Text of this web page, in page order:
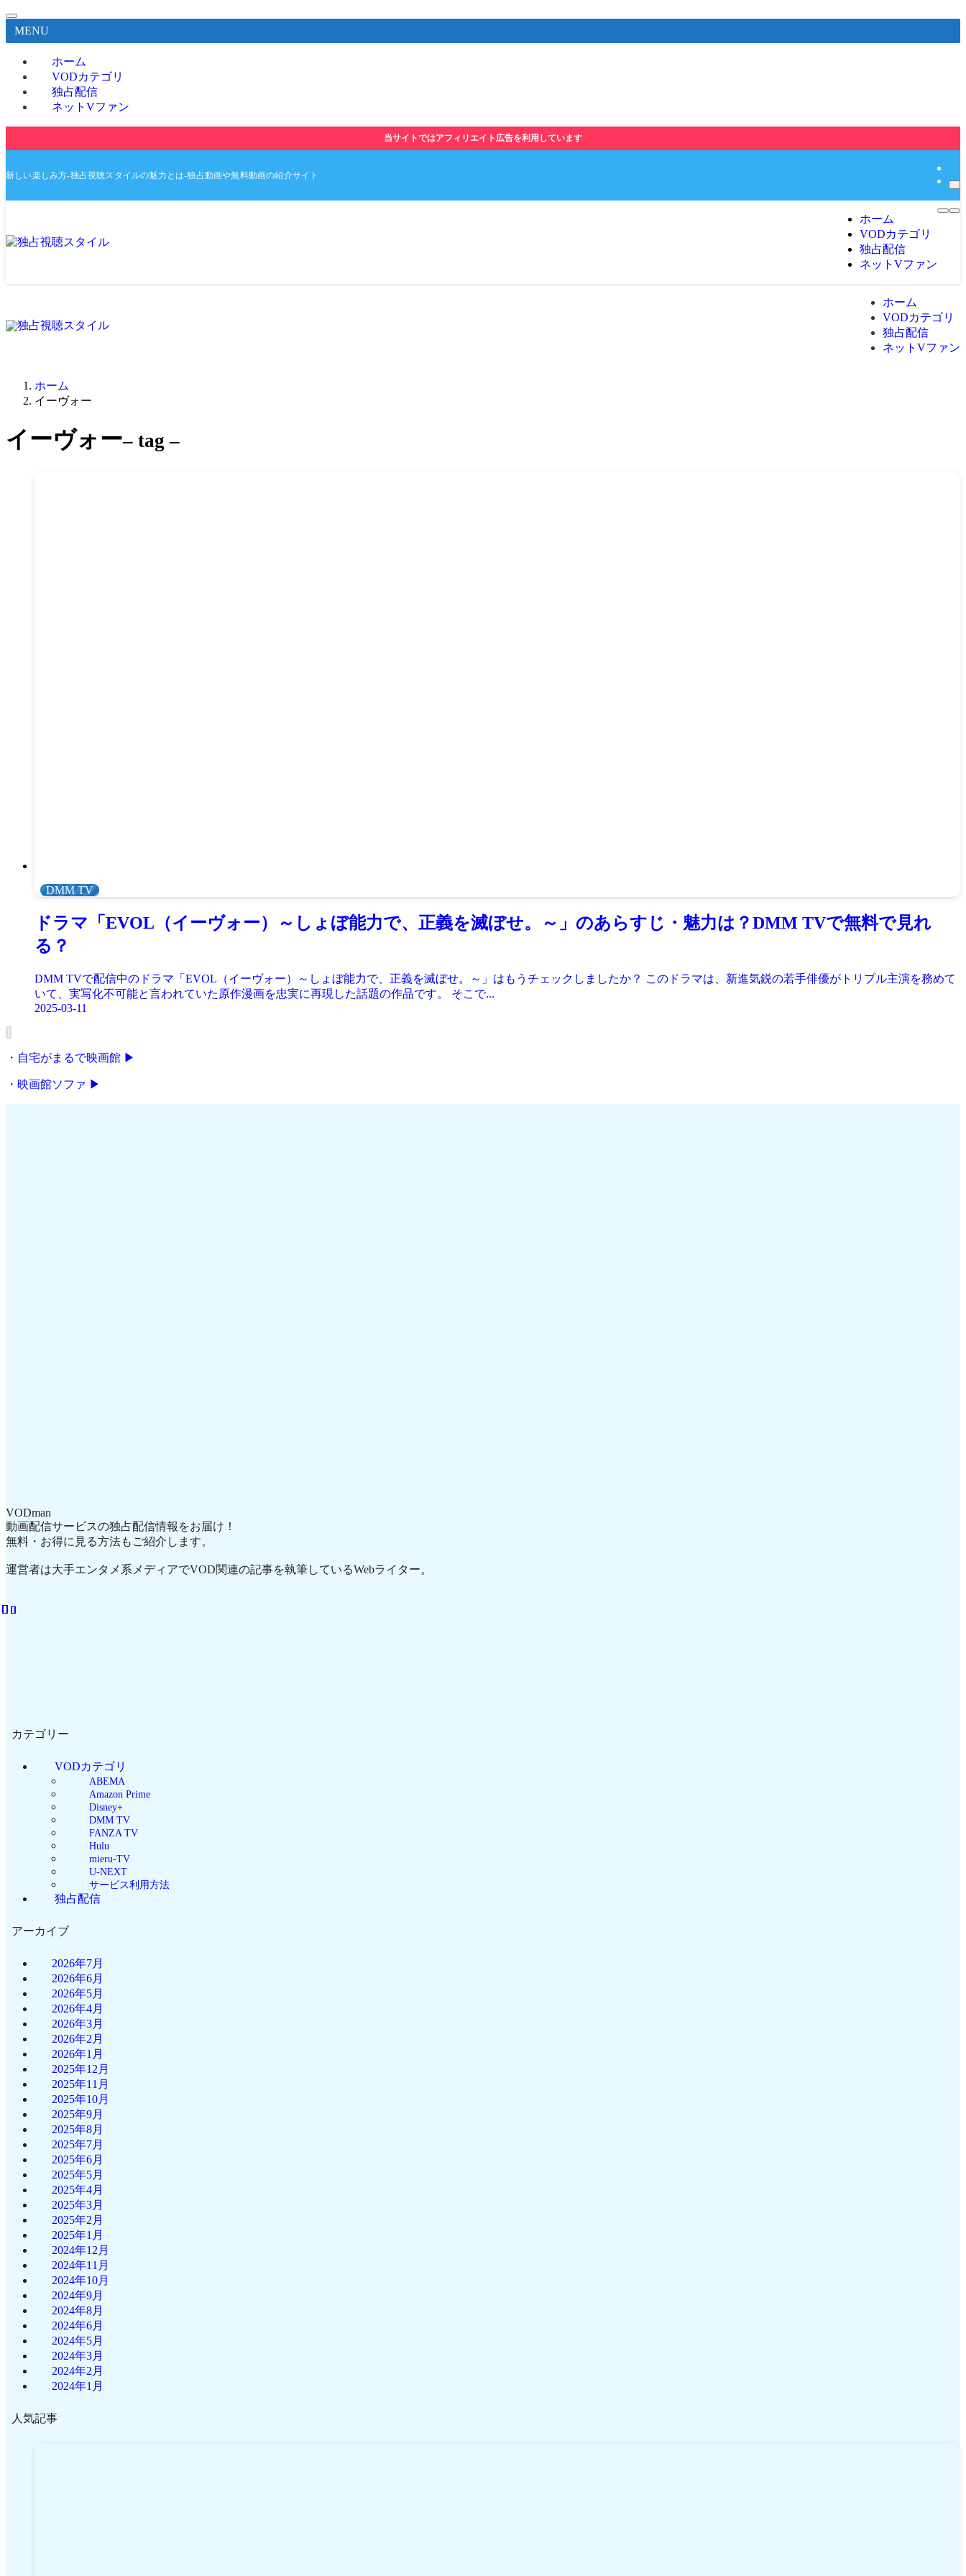
MENU
ホーム
VODカテゴリ
独占配信
ネットVファン
当サイトではアフィリエイト広告を利用しています
新しい楽しみ方-独占視聴スタイルの魅力とは-独占動画や無料動画の紹介サイト
ホーム
VODカテゴリ
独占配信
ネットVファン
ホーム
VODカテゴリ
独占配信
ネットVファン
ホーム
イーヴォー
イーヴォー– tag –
DMM TV
ドラマ「EVOL（イーヴォー）～しょぼ能力で、正義を滅ぼせ。～」のあらすじ・魅力は？DMM TVで無料で見れ
る？
DMM TVで配信中のドラマ「EVOL（イーヴォー）～しょぼ能力で、正義を滅ぼせ。～」はもうチェックしましたか？ このドラマは、新進気鋭の若手俳優がトリプル主演を務めて
いて、実写化不可能と言われていた原作漫画を忠実に再現した話題の作品です。 そこで...
2025-03-11
1
・自宅がまるで映画館 ▶
・映画館ソファ ▶
VODman
動画配信サービスの独占配信情報をお届け！
無料・お得に見る方法もご紹介します。
運営者は大手エンタメ系メディアでVOD関連の記事を執筆しているWebライター。
カテゴリー
VODカテゴリ
ABEMA
Amazon Prime
Disney+
DMM TV
FANZA TV
Hulu
mieru-TV
U-NEXT
サービス利用方法
独占配信
アーカイブ
2026年7月
2026年6月
2026年5月
2026年4月
2026年3月
2026年2月
2026年1月
2025年12月
2025年11月
2025年10月
2025年9月
2025年8月
2025年7月
2025年6月
2025年5月
2025年4月
2025年3月
2025年2月
2025年1月
2024年12月
2024年11月
2024年10月
2024年9月
2024年8月
2024年6月
2024年5月
2024年3月
2024年2月
2024年1月
人気記事